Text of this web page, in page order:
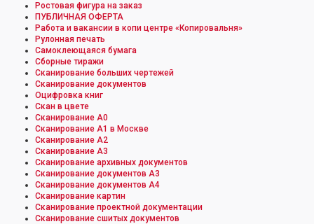
Ростовая фигура на заказ
ПУБЛИЧНАЯ ОФЕРТА
Работа и вакансии в копи центре «Копировальня»
Рулонная печать
Самоклеющаяся бумага
Сборные тиражи
Сканирование больших чертежей
Сканирование документов
Оцифровка книг
Скан в цвете
Сканирование А0
Сканирование А1 в Москве
Сканирование А2
Сканирование А3
Сканирование архивных документов
Сканирование документов А3
Сканирование документов А4
Сканирование картин
Сканирование проектной документации
Сканирование сшитых документов